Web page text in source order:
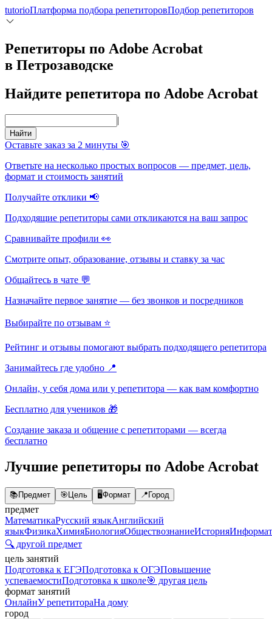
tutorioПлатформа подбора репетиторовПодбор репетиторов
Репетиторы по Adobe Acrobat
в Петрозаводске
Найдите репетитора по Adobe Acrobat
|
Найти
Оставьте заказ за 2 минуты 🎯
Ответьте на несколько простых вопросов — предмет, цель,
формат и стоимость занятий
Получайте отклики 📢
Подходящие репетиторы сами откликаются на ваш запрос
Сравнивайте профили 👀
Смотрите опыт, образование, отзывы и ставку за час
Общайтесь в чате 💬
Назначайте первое занятие — без звонков и посредников
Выбирайте по отзывам ⭐
Рейтинг и отзывы помогают выбрать подходящего репетитора
Занимайтесь где удобно 📍
Онлайн, у себя дома или у репетитора — как вам комфортно
Бесплатно для учеников 🎁
Создание заказа и общение с репетиторами — всегда
бесплатно
Лучшие репетиторы по Adobe Acrobat
📚Предмет 🎯Цель 🖥️Формат 📍Город
предмет
МатематикаРусский языкАнглийский
языкФизикаХимияБиологияОбществознаниеИстория
🔍 другой предмет
цель занятий
Подготовка к ЕГЭПодготовка к ОГЭПовышение
успеваемостиПодготовка к школе🎯 другая цель
формат занятий
ОнлайнУ репетитораНа дому
город